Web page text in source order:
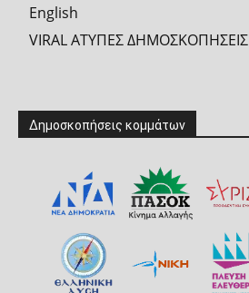
English
VIRAL ΑΤΥΠΕΣ ΔΗΜΟΣΚΟΠΗΣΕΙΣ
Δημοσκοπήσεις κομμάτων